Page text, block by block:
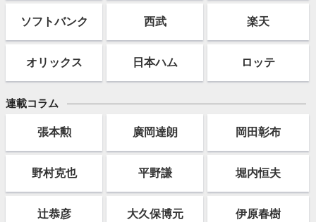
ソフトバンク 西武 楽天
オリックス 日本ハム ロッテ
連載コラム
張本勲 廣岡達朗 岡田彰布
野村克也 平野謙 堀内恒夫
辻恭彦 大久保博元 伊原春樹